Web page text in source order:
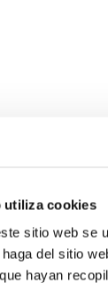
utiliza cookies
sitio web se
del sitio
hayan